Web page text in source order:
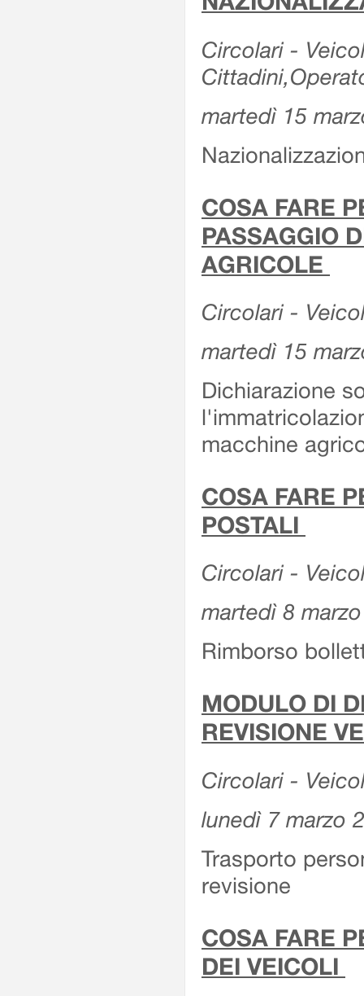
Circolari -
martedì 15
COSA FARE
PASSAGGIO
AGRICOLE
Circolari -
martedì 15
Dichiarazione
macchine
COSA FARE
POSTALI
Circolari -
martedì 8
Rimborso
MODULO DI
REVISIONE
Circolari -
lunedì 7 marzo
Trasporto
revisione
COSA FARE
DEI VEICOLI